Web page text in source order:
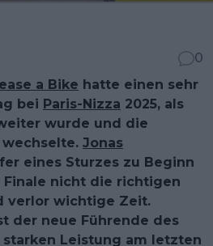
0
a Bike hatte einen sehr
bei Paris-Nizza 2025, als
wurde und die
wechselte. Jonas
eines Sturzes zu Beginn
Finale nicht die richtigen
verlor wichtige Zeit.
der neue Führende des
starken Leistung am letzten